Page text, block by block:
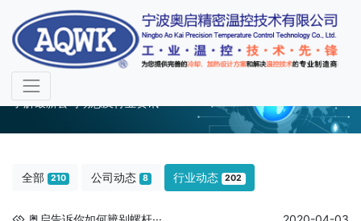
行业动态
了解最新公司动态及行业资讯
全部 210 公司动态 8 行业动态 202